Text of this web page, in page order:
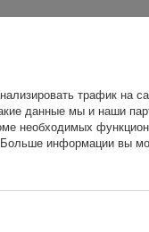
трафик на
данные мы и наши
необходимых
информации вы